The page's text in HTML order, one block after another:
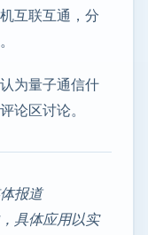
互联互通，分
为量子通信什
论区讨论。
报道
具体应用以实